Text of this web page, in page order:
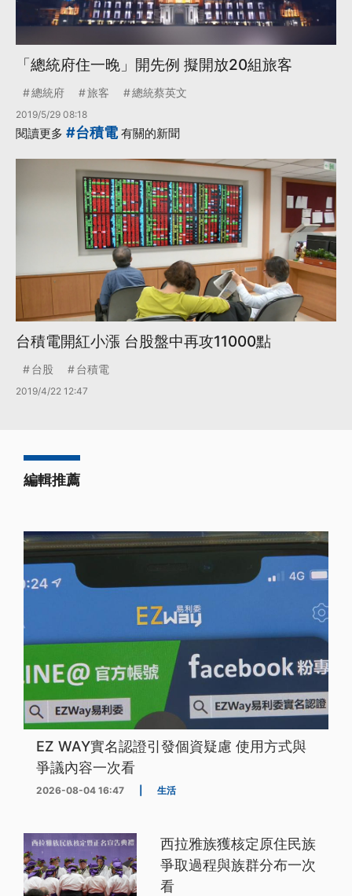
「總統府住一晚」開先例 擬開放20組旅客
總統府 旅客 總統蔡英文
2019/5/29 08:18
閱讀更多 #台積電有關的新聞
台積電開紅小漲 台股盤中再攻11000點
台股 台積電
2019/4/22 12:47
編輯推薦
EZ WAY實名認證引發個資疑慮 使用方式與
爭議內容一次看
2026-08-04 16:47 生活
西拉雅族獲核定原住民族
爭取過程與族群分布一次
看